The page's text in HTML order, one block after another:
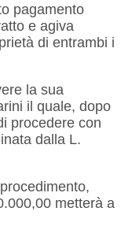
pagamento
e agiva
di entrambi i
la sua
il quale, dopo
procedere con
dalla L.
metterà a